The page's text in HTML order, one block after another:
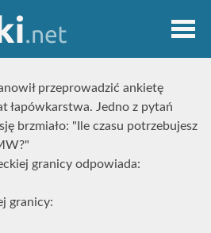
przeprowadzić ankietę
łapówkarstwa. Jedno z pytań
brzmiało: "Ile czasu potrzebujesz
granicy odpowiada:
granicy: